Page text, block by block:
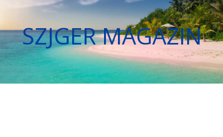
SZJGER MAGAZIN